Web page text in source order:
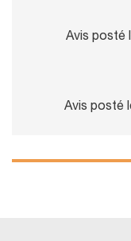
Avis posté
Avis posté